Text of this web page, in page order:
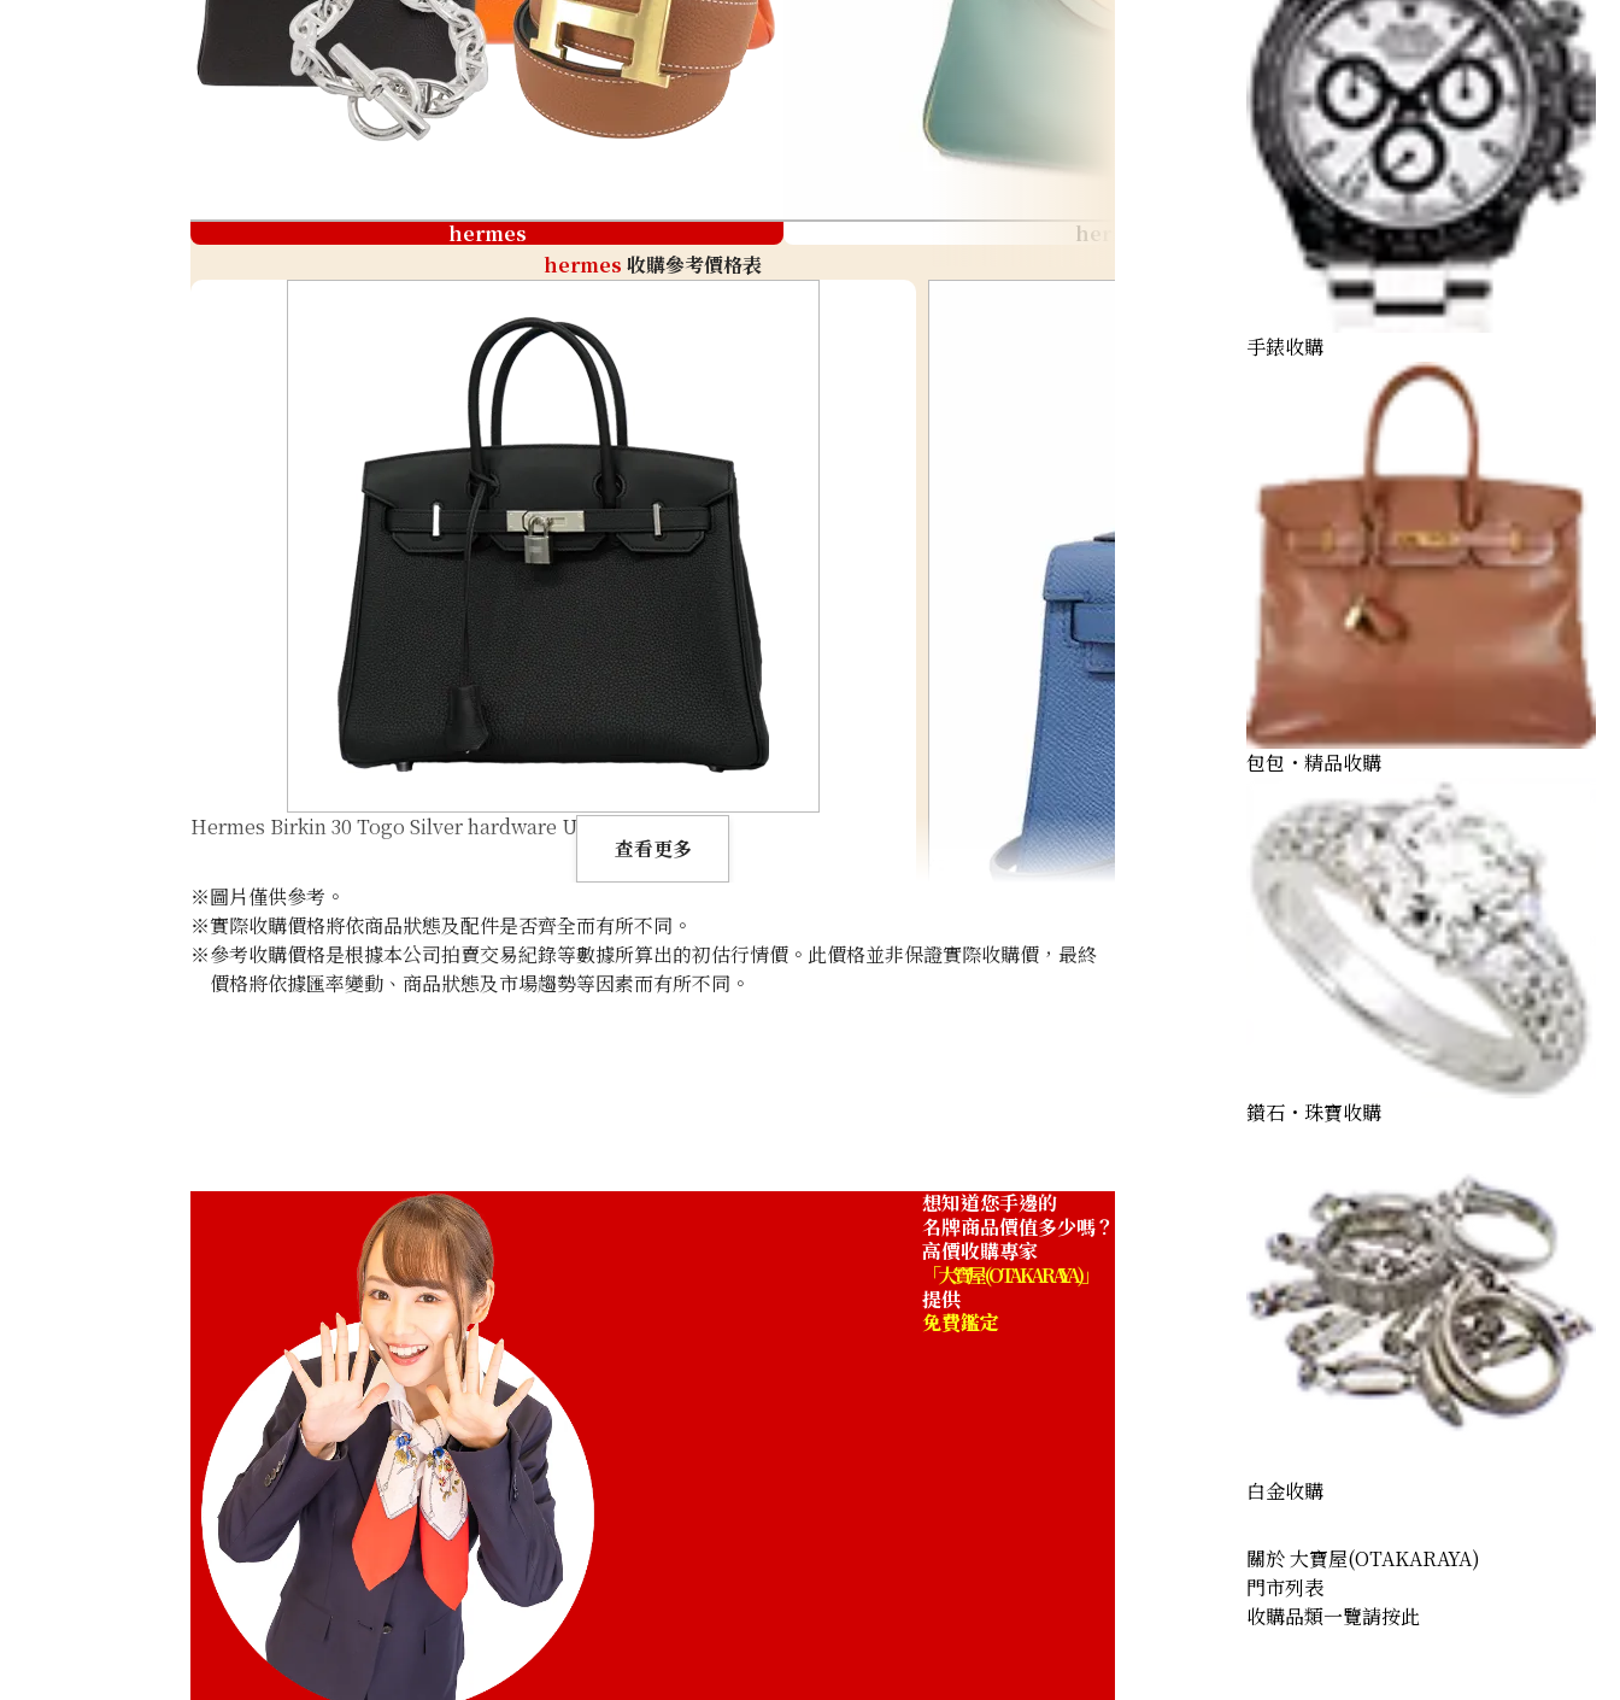
hermes
hermes-lindy
hermes 收購參考價格表
Hermes Birkin 30 Togo Silver hardware U engraved
查看更多
※圖片僅供參考。
※實際收購價格將依商品狀態及配件是否齊全而有所不同。
※參考收購價格是根據本公司拍賣交易紀錄等數據所算出的初估行情價。此價格並非保證實際收購價，最終
價格將依據匯率變動、商品狀態及市場趨勢等因素而有所不同。
想知道您手邊的
名牌商品價值多少嗎？
高價收購專家
「大寶屋 (OTAKARAYA)」
提供
免費鑑定
手錶收購
包包・精品收購
鑽石・珠寶收購
白金收購
關於 大寶屋(OTAKARAYA)
門市列表
收購品類一覽請按此